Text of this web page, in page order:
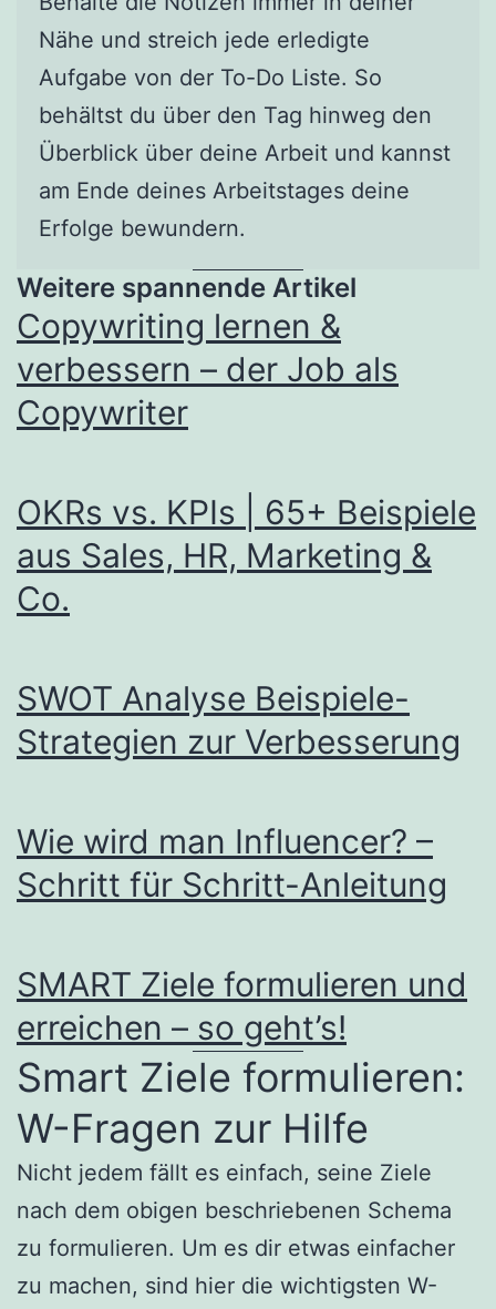
Nähe und streich jede erledigte
Aufgabe von der To-Do Liste. So
behältst du über den Tag hinweg den
Überblick über deine Arbeit und kannst
am Ende deines Arbeitstages deine
Erfolge bewundern.
Weitere spannende Artikel
Copywriting lernen &
verbessern – der Job als
Copywriter
OKRs vs. KPIs | 65+ Beispiele
aus Sales, HR, Marketing &
Co.
SWOT Analyse Beispiele-
Strategien zur Verbesserung
Wie wird man Influencer? –
Schritt für Schritt-Anleitung
SMART Ziele formulieren und
erreichen – so geht’s!
Smart Ziele formulieren:
W-Fragen zur Hilfe
Nicht jedem fällt es einfach, seine Ziele
nach dem obigen beschriebenen Schema
zu formulieren. Um es dir etwas einfacher
zu machen, sind hier die wichtigsten W-